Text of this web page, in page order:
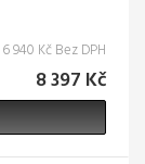
6 940 Kč Bez DPH
8 397 Kč